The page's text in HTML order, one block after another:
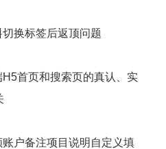
换标签后返顶问题
首页和搜索页的真认、实
户备注项目说明自定义填